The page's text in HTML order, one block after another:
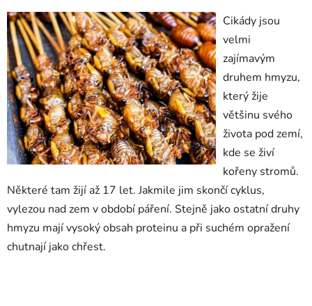
Cikády jsou
velmi
zajímavým
druhem hmyzu,
který žije
většinu svého
života pod zemí,
kde se živí
kořeny stromů.
Některé tam žijí až 17 let. Jakmile jim skončí cyklus,
vylezou nad zem v období páření. Stejně jako ostatní druhy
hmyzu mají vysoký obsah proteinu a při suchém opražení
chutnají jako chřest.